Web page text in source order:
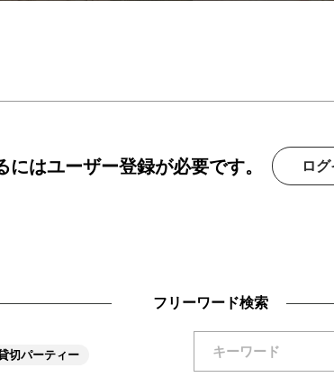
はユーザー登録が必要です。 ロ
切パーティー
フリーワード検索